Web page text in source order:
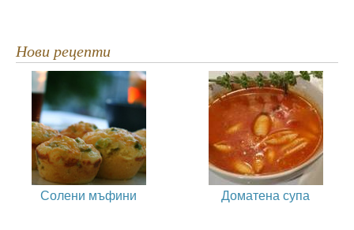
Нови рецепти
Солени мъфини Доматена супа